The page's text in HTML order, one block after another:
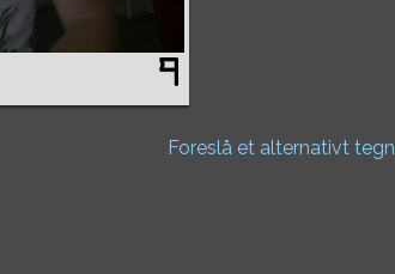
Foreslå et alternativt tegn